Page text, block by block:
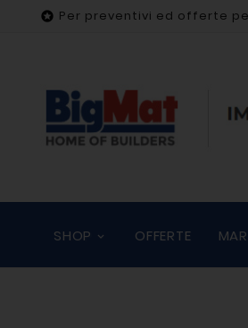
 Per preventivi ed offerte
SHOP OFFERTE